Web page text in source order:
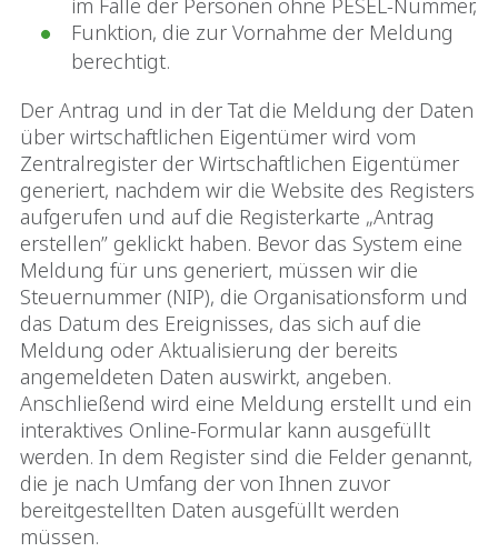
im Falle der Personen ohne PESEL-Nummer,
Funktion, die zur Vornahme der Meldung
berechtigt.
Der Antrag und in der Tat die Meldung der Daten
über wirtschaftlichen Eigentümer wird vom
Zentralregister der Wirtschaftlichen Eigentümer
generiert, nachdem wir die Website des Registers
aufgerufen und auf die Registerkarte „Antrag
erstellen” geklickt haben. Bevor das System eine
Meldung für uns generiert, müssen wir die
Steuernummer (NIP), die Organisationsform und
das Datum des Ereignisses, das sich auf die
Meldung oder Aktualisierung der bereits
angemeldeten Daten auswirkt, angeben.
Anschließend wird eine Meldung erstellt und ein
interaktives Online-Formular kann ausgefüllt
werden. In dem Register sind die Felder genannt,
die je nach Umfang der von Ihnen zuvor
bereitgestellten Daten ausgefüllt werden
müssen.